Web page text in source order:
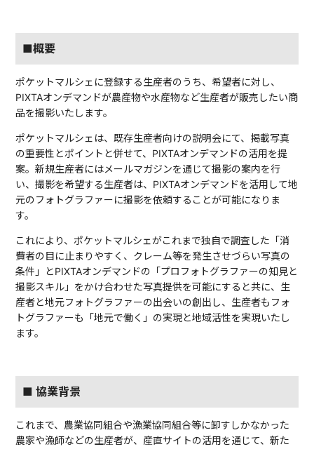
■概要
ポケットマルシェに登録する生産者のうち、希望者に対し、
PIXTAオンデマンドが農産物や水産物など生産者が販売したい商
品を撮影いたします。
ポケットマルシェは、既存生産者向けの説明会にて、掲載写真
の重要性とポイントと併せて、PIXTAオンデマンドの活用を提
案。新規生産者にはメールマガジンを通じて撮影の案内を行
い、撮影を希望する生産者は、PIXTAオンデマンドを活用して地
元のフォトグラファーに撮影を依頼することが可能になりま
す。
これにより、ポケットマルシェがこれまで独自で調査した「消
費者の目に止まりやすく、クレーム等を発生させづらい写真の
条件」とPIXTAオンデマンドの「プロフォトグラファーの知見と
撮影スキル」をかけ合わせた写真提供を可能にすると共に、生
産者と地元フォトグラファーの出会いの創出し、生産者もフォ
トグラファーも「地元で働く」の実現と地域活性を実現いたし
ます。
■ 協業背景
これまで、農業協同組合や漁業協同組合等に卸すしかなかった
農家や漁師などの生産者が、産直サイトの活用を通じて、新た